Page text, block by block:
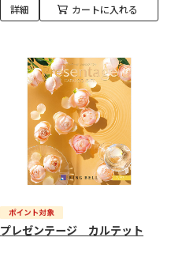
詳細 カートに入れる
プレゼンテージ カルテット